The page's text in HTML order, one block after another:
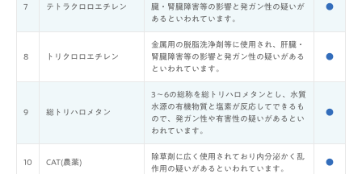
7 テトラクロロエチレン
臓・腎臓障害等の影響と発ガン性の疑いが
あるといわれています。
●
8 トリクロロエチレン
金属用の脱脂洗浄剤等に使用され、肝臓・
腎臓障害等の影響と発ガン性の疑いがある
といわれています。
●
9 総トリハロメタン
3～6の総称を総トリハロメタンとし、水質
水源の有機物質と塩素が反応してできるも
ので、発ガン性や有害性の疑いがあるとい
われています。
●
10 CAT(農薬)
除草剤に広く使用されており内分泌かく乱
作用の疑いがあるといわれています。
●